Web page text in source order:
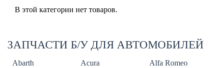
В этой категории нет товаров.
ЗАПЧАСТИ Б/У ДЛЯ АВТОМОБИЛЕЙ
Abarth Acura
Alfa Romeo